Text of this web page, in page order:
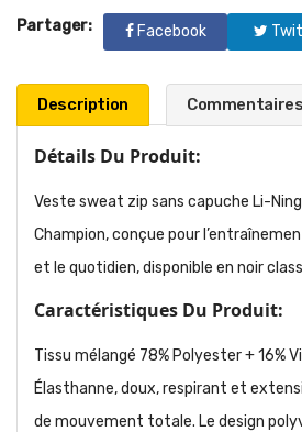
Partager:
Facebook
Description
Détails Du Produit:
Veste sweat zip sans capuche Li-Ning
Champion, conçue pour
et le quotidien, disponible en noir
Caractéristiques Du Produit:
Tissu mélangé 78% Polyester + 16%
Élasthanne, doux, respirant et
de mouvement totale. Le design